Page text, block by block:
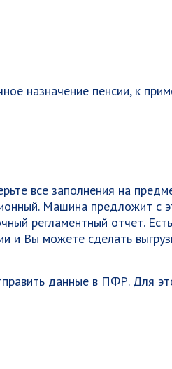
назначение пенсии, к
все заполнения на
Машина предложит с
регламентный отчет.
и Вы можете сделать
данные в ПФР. Для